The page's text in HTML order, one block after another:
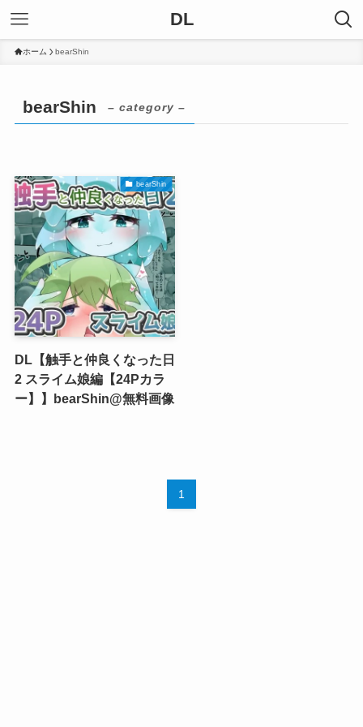
DL
ホーム bearShin
bearShin – category –
bearShin
DL【触手と仲良くなった日
2 スライム娘編【24Pカラ
ー】】bearShin@無料画像
1